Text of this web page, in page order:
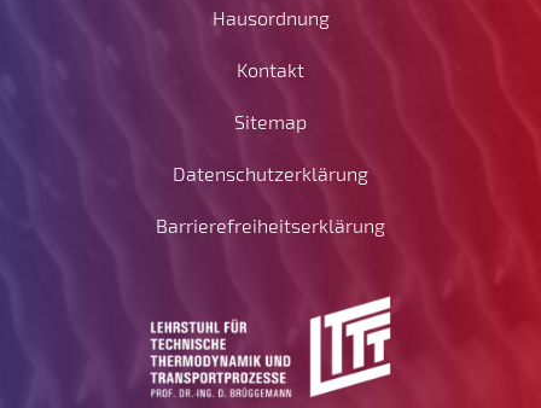
Hausordnung
Kontakt
Sitemap
Datenschutzerklärung
Barrierefreiheitserklärung